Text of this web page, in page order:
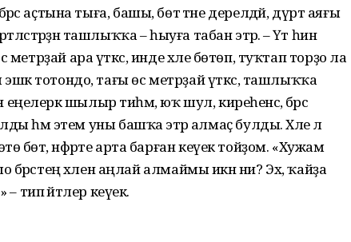
тыға, башы, бөтә тәне дерелдәй, дүрт аяғы
ташлыҡҡа – һыуға табан этәрә. – Үәт һин
метрҙай ара үткәс, инде хәле бөтөп, туҡтап торҙо ла
эшкә тотондо, тағы өс метрҙай үткәс, ташлыҡҡа
шылыр тиһәм, юҡ шул, киреһенсә, бәрәс
этем уны башҡа этәрә алмаҫ булды. Хәле лә
бөтә, нәфрәте арта барған кеүек тойҙом. «Хужам
бәрәстең хәлен аңлай алмаймы икән ни? Эх, ҡайҙа
әйтәлер кеүек.